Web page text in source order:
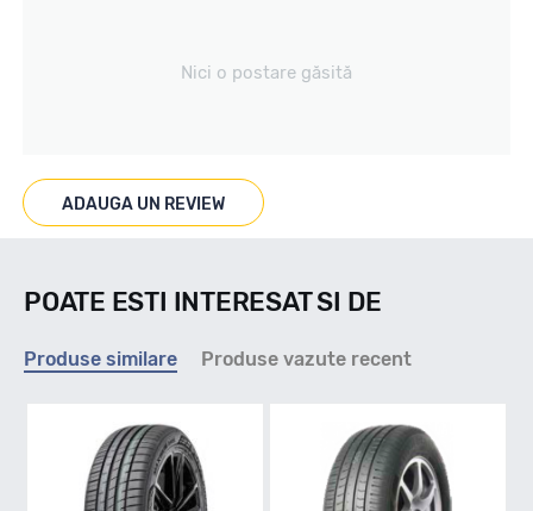
Marcaje
Indice greutate
Nici o postare găsită
ADAUGA UN REVIEW
POATE ESTI INTERESAT SI DE
Produse similare Produse vazute recent